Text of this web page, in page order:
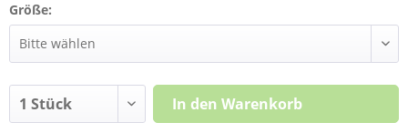
Größe:
In den Warenkorb